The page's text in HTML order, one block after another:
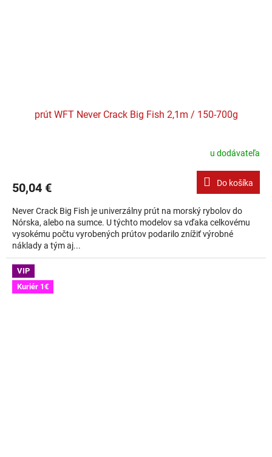
prút WFT Never Crack Big Fish 2,1m / 150-700g
u dodávateľa
50,04 € Do košíka
Never Crack Big Fish je univerzálny prút na morský rybolov do
Nórska, alebo na sumce. U týchto modelov sa vďaka celkovému
vysokému počtu vyrobených prútov podarilo znížiť výrobné
náklady a tým aj...
VIP
Kuriér 1€